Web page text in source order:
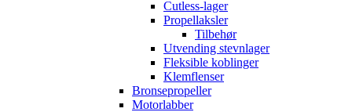
Cutless-lager
Propellaksler
Tilbehør
Utvending stevnlager
Fleksible koblinger
Klemflenser
Bronsepropeller
Motorlabber